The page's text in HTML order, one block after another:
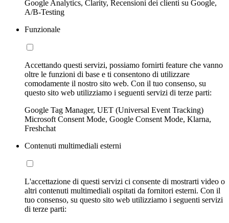
Google Analytics, Clarity, Recensioni dei clienti su Google,
A/B-Testing
Funzionale
Accettando questi servizi, possiamo fornirti feature che vanno
oltre le funzioni di base e ti consentono di utilizzare
comodamente il nostro sito web. Con il tuo consenso, su
questo sito web utilizziamo i seguenti servizi di terze parti:
Google Tag Manager, UET (Universal Event Tracking)
Microsoft Consent Mode, Google Consent Mode, Klarna,
Freshchat
Contenuti multimediali esterni
L'accettazione di questi servizi ci consente di mostrarti video o
altri contenuti multimediali ospitati da fornitori esterni. Con il
tuo consenso, su questo sito web utilizziamo i seguenti servizi
di terze parti: